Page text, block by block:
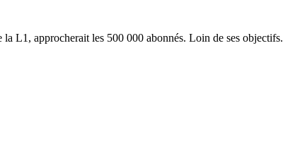
L1, approcherait les 500 000 abonnés. Loin de ses objectifs.